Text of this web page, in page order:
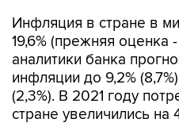
Инфляция в стране в
19,6% (прежняя оценка
аналитики банка
инфляции до 9,2%
(2,3%). В 2021 году
стране увеличились на